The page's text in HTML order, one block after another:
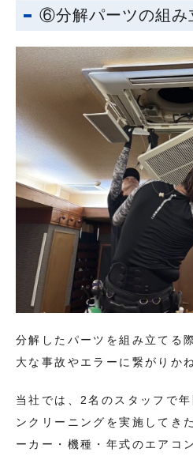
⑥分解パーツの組み
分解したパーツを組み立てる
大な事故やエラーに繋がりか
当社では、2名のスタッフで
ンクリーニングを実施してき
ーカー・機種・年式のエアコ